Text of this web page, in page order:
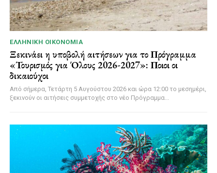
ΕΛΛΗΝΙΚΉ ΟΙΚΟΝΟΜΊΑ
Ξεκινάει η υποβολή αιτήσεων για το Πρόγραμμα
«Τουρισμός για Όλους 2026-2027»: Ποιοι οι
δικαιούχοι
Από σήμερα, Τετάρτη 5 Αυγούστου 2026 και ώρα 12:00 το μεσημέρι,
ξεκινούν οι αιτήσεις συμμετοχής στο νέο Πρόγραμμα...